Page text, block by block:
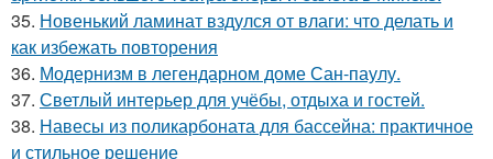
35. Новенький ламинат вздулся от влаги: что делать и
как избежать повторения
36. Модернизм в легендарном доме Сан-паулу.
37. Светлый интерьер для учёбы, отдыха и гостей.
38. Навесы из поликарбоната для бассейна: практичное
и стильное решение